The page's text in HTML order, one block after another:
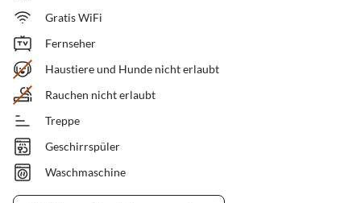
Gratis WiFi
Fernseher
Haustiere und Hunde nicht erlaubt
Rauchen nicht erlaubt
Treppe
Geschirrspüler
Waschmaschine